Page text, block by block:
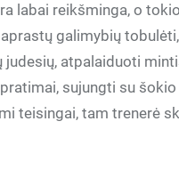
labai reikšminga, o
galimybių
judesių, atpalaiduoti
sujungti su
teisingai, tam trenerė